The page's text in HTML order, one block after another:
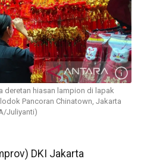
deretan hiasan lampion di lapak
Pancoran Chinatown, Jakarta
Juliyanti)
DKI Jakarta